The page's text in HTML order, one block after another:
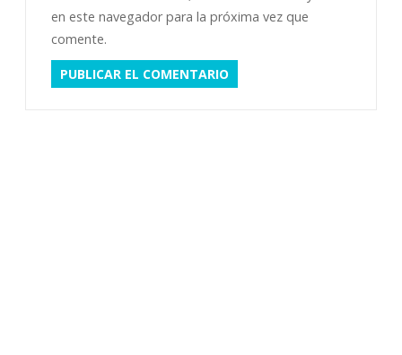
en este navegador para la próxima vez que
comente.